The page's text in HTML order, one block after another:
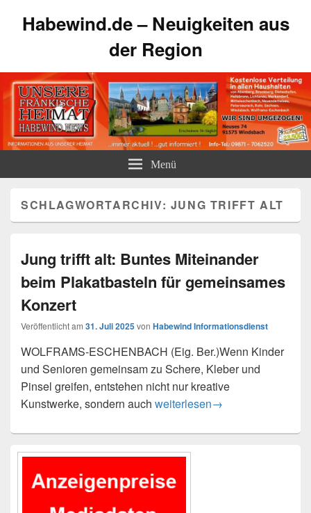
Habewind.de – Neuigkeiten aus
der Region
Menü
SCHLAGWORTARCHIV: JUNG TRIFFT ALT
Jung trifft alt: Buntes Miteinander
beim Plakatbasteln für gemeinsames
Konzert
Veröffentlicht am 31. Juli 2025von Habewind Informationsdienst
WOLFRAMS-ESCHENBACH (Eig. Ber.)Wenn Kinder
und Senioren gemeinsam zu Schere, Kleber und
Pinsel greifen, entstehen nicht nur kreative
Kunstwerke, sondern auch Jung trifft alt: Buntes
weiterlesen→
Primärer
Widgetbereich